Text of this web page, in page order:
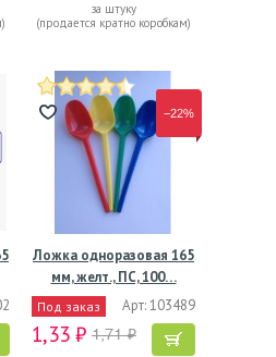
за штуку
(продается кратно коробкам)
−22%
Ложка одноразовая 165
мм, желт., ПС, 100…
Под заказ Арт: 103489
1,33 ₽ 1,71 ₽